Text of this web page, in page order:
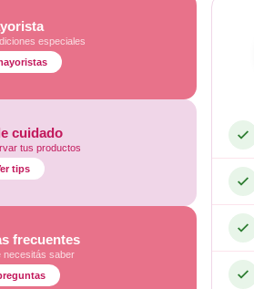
especiales
cuidado
tus productos
tips
frecuentes
necesitás saber